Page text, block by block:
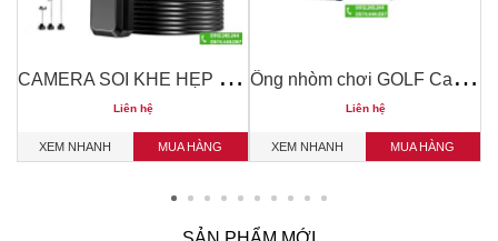
C
AMERA SOI KHE HẸP , NỘI SOI MÁY ,BUỒNG ĐỐT WIFI KHÔNG DÂY TERINO HD600
Liên hệ
XEM NHANH MUA HÀNG
Ố
ng nhòm chơi GOLF CaddyView V3 incontr
Liên hệ
XEM NHANH MUA HÀNG